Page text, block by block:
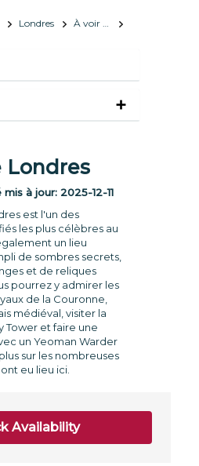
Londres
À voir et à faire
Londres
à jour: 2025-12-11
est l'un des
les plus célèbres au
un lieu
de sombres secrets,
et de reliques
pourrez y admirer les
de la Couronne,
médiéval, visiter la
Tower et faire une
un Yeoman Warder
sur les nombreuses
eu lieu ici.
Availability